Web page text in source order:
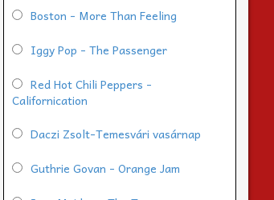
Boston - More Than Feeling
Iggy Pop - The Passenger
Red Hot Chili Peppers -
Californication
Daczi Zsolt-Temesvári vasárnap
Guthrie Govan - Orange Jam